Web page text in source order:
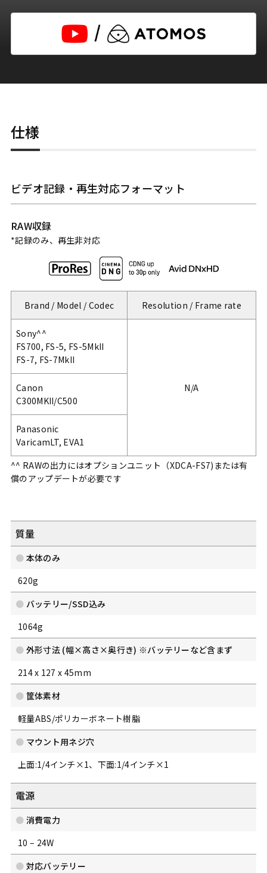
仕様
ビデオ記録・再生対応フォーマット
RAW収録
*記録のみ、再生非対応
Brand / Model / Codec Resolution / Frame rate
Sony^^
FS700, FS-5, FS-5MkII
FS-7, FS-7MkII
N/A
Canon
C300MKII/C500
Panasonic
VaricamLT, EVA1
^^ RAWの出力にはオプションユニット（XDCA-FS7)または有
償のアップデートが必要です
質量
本体のみ
620g
バッテリー/SSD込み
1064g
外形寸法 (幅×高さ×奥行き) ※バッテリーなど含まず
214 x 127 x 45mm
筐体素材
軽量ABS/ポリカーボネート樹脂
マウント用ネジ穴
上面:1/4インチ×1、下面:1/4インチ×1
電源
消費電力
10 – 24W
対応バッテリー